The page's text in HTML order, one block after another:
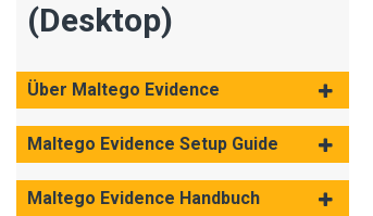
(Desktop)
Über Maltego Evidence
Maltego Evidence Setup Guide
Maltego Evidence Handbuch